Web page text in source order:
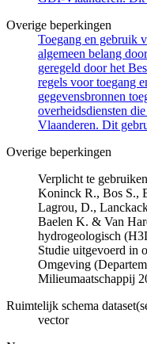
Overige beperkingen
Toegang en gebruik
algemeen belang
geregeld door het
regels voor toegang
gegevensbronnen
overheidsdiensten
Vlaanderen. Dit
Overige beperkingen
Verplicht te
Koninck R., Bos S.,
Lagrou, D.,
Baelen K. & Van
hydrogeologisch
Studie uitgevoerd in
Omgeving
Milieumaatschappij
Ruimtelijk schema
vector